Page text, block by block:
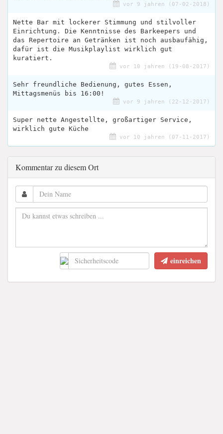
vor 9 jahren (07-02-2018)
Nette Bar mit lockerer Stimmung und stilvoller
Einrichtung. Die Kenntnisse des Barkeepers und
das Repertoire an Getränken ist noch ausbaufähig,
dafür ist die Musikplaylist wirklich gut
kuratiert.
vor 10 jahren (19-08-2017)
Sehr freundliche Bedienung, gutes Essen,
Mittagsmenüs bis 16:00!
vor 9 jahren (22-12-2017)
Super nette Angestellte, großartiger Service,
wirklich gute Küche
vor 10 jahren (07-11-2017)
Kommentar zu diesem Ort
einreichen